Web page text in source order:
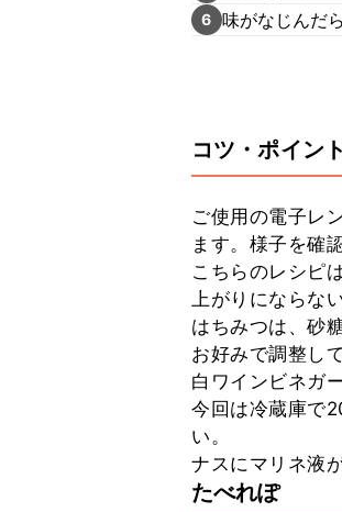
6 味がなじんだ
コツ・ポイント
ご使用の電子レ
ます。様子を確
こちらのレシピ
上がりにならな
はちみつは、砂
お好みで調整し
白ワインビネガ
今回は冷蔵庫で
い。
ナスにマリネ液
たべれぽ